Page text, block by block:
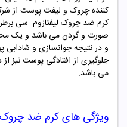
کننده چروک و لیفت پوست از
کرم ضد چروک لیفتازوم سی
صورت و گردن می باشد و یک
و در نتیجه جوانسازی و
می باشد.
ویژگی هایکرم ضد